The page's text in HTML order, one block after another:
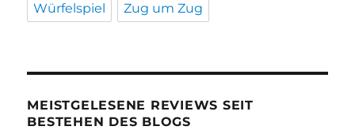
Würfelspiel Zug um Zug
MEISTGELESENE REVIEWS SEIT
BESTEHEN DES BLOGS